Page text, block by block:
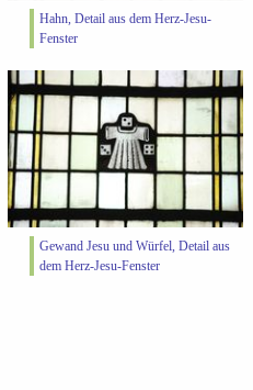
Hahn, Detail aus dem Herz-Jesu-
Fenster
Gewand Jesu und Würfel, Detail aus
dem Herz-Jesu-Fenster